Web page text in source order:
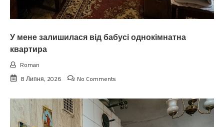
У мене залишилася від бабусі однокімнатна
квартира
Roman
8 Липня, 2026
No Comments